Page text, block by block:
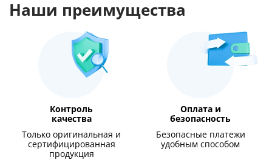
Наши преимущества
Контроль
качества
Только оригинальная и
сертифицированная
продукция
Оплата и
безопасность
Безопасные платежи
удобным способом